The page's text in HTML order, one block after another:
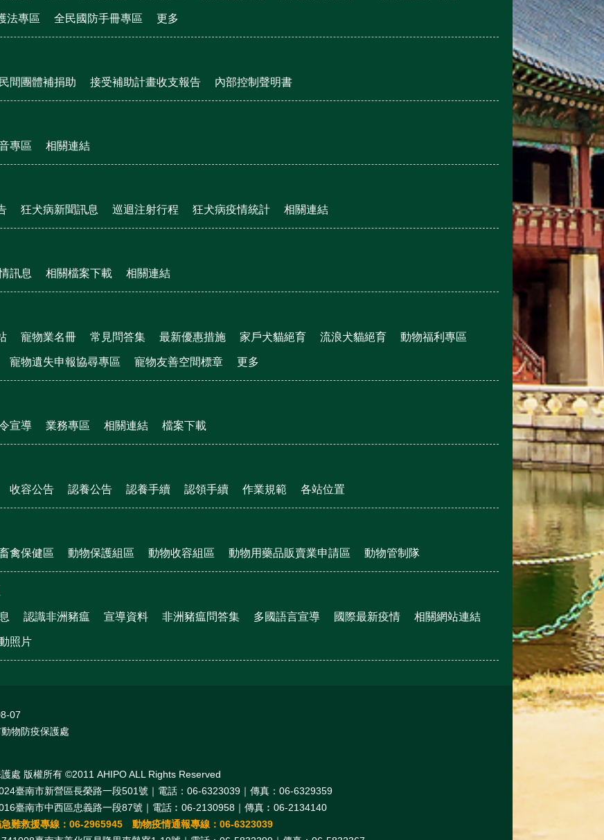
法專區 全民國防手冊專區 更多
民間團體補捐助 接受補助計畫收支報告 內部控制聲明書
專區 相關連結
狂犬病新聞訊息 巡迴注射行程 狂犬病疫情統計 相關連結
訊息 相關檔案下載 相關連結
寵物業名冊 常見問答集 最新優惠措施 家戶犬貓絕育 流浪犬貓絕育 動物福利專區
寵物遺失申報協尋專區 寵物友善空間標章 更多
宣導 業務專區 相關連結 檔案下載
收容公告 認養公告 認養手續 認領手續 作業規範 各站位置
禽保健區 動物保護組區 動物收容組區 動物用藥品販賣業申請區 動物管制隊
認識非洲豬瘟 宣導資料 非洲豬瘟問答集 多國語言宣導 國際最新疫情 相關網站連結
照片
07
物防疫保護處
處 版權所有 ©2011 AHIPO ALL Rights Reserved
臺南市新營區長榮路一段501號｜電話：06-6323039｜傳真：06-6329359
臺南市中西區忠義路一段87號｜電話︰06-2130958｜傳真︰06-2134140
急難救援專線：06-2965945 動物疫情通報專線：06-6323039